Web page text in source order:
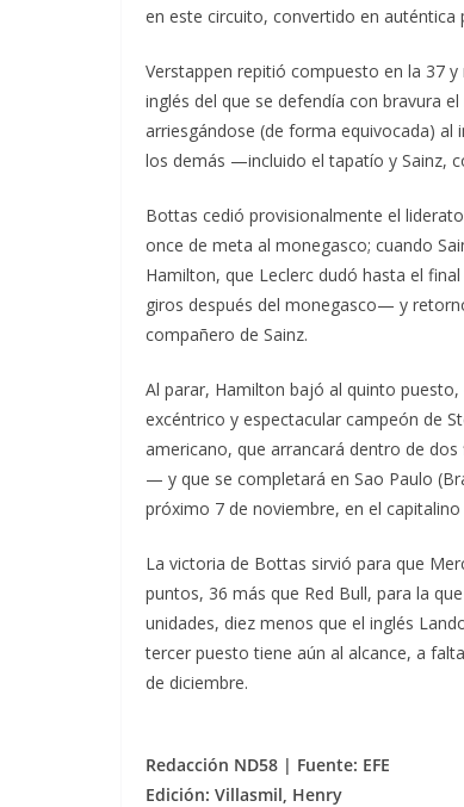
en este circuito, convertido en auténtica
Verstappen repitió compuesto en la 37
inglés del que se defendía con bravura
arriesgándose (de forma equivocada)
los demás —incluido el tapatío y Sainz,
Bottas cedió provisionalmente el
once de meta al monegasco; cuando
Hamilton, que Leclerc dudó hasta el
giros después del monegasco— y
compañero de Sainz.
Al parar, Hamilton bajó al quinto
excéntrico y espectacular campeón de
americano, que arrancará dentro de
— y que se completará en Sao Paulo
próximo 7 de noviembre, en el
La victoria de Bottas sirvió para que
puntos, 36 más que Red Bull, para la
unidades, diez menos que el inglés
tercer puesto tiene aún al alcance, a
de diciembre.
Redacción ND58 | Fuente: EFE
Edición: Villasmil, Henry